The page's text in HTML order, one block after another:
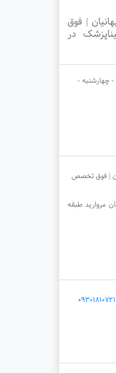
1405/
| فوق
در
چهارشنبه -
| فوق تخصص
مروارید طبقه
09301810721